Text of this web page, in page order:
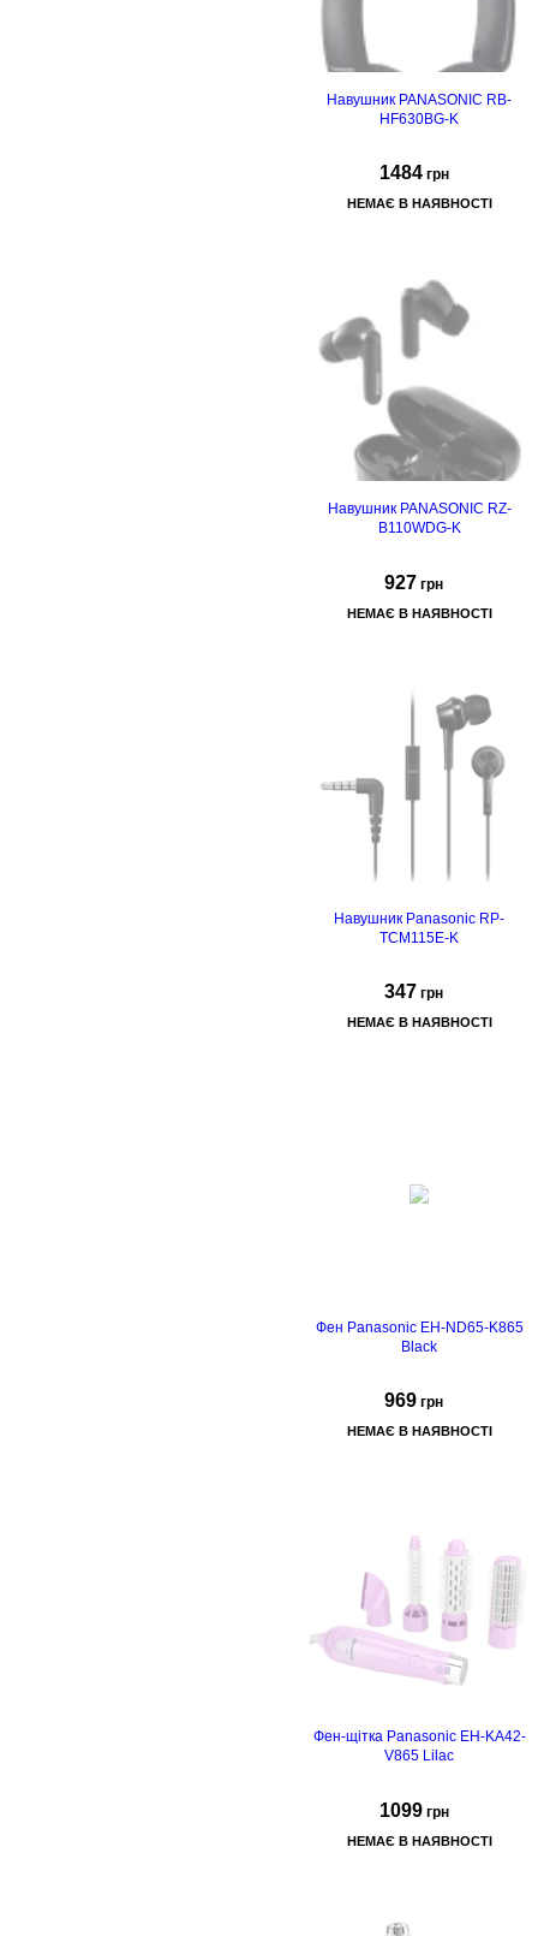
Навушник PANASONIC RB-
HF630BG-K
1484 грн
НЕМАЄ В НАЯВНОСТІ
Навушник PANASONIC RZ-
B110WDG-K
927 грн
НЕМАЄ В НАЯВНОСТІ
Навушник Panasonic RP-
TCM115E-K
347 грн
НЕМАЄ В НАЯВНОСТІ
Фен Panasonic EH-ND65-K865
Black
969 грн
НЕМАЄ В НАЯВНОСТІ
Фен-щітка Panasonic EH-KA42-
V865 Lilac
1099 грн
НЕМАЄ В НАЯВНОСТІ
кількість насадок: 4